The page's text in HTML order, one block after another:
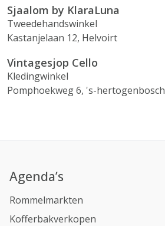
Sjaalom by KlaraLuna
Tweedehandswinkel
Kastanjelaan 12, Helvoirt
Vintagesjop Cello
Kledingwinkel
Pomphoekweg 6, 's-hertogenbosch
Agenda’s
Rommelmarkten
Kofferbakverkopen